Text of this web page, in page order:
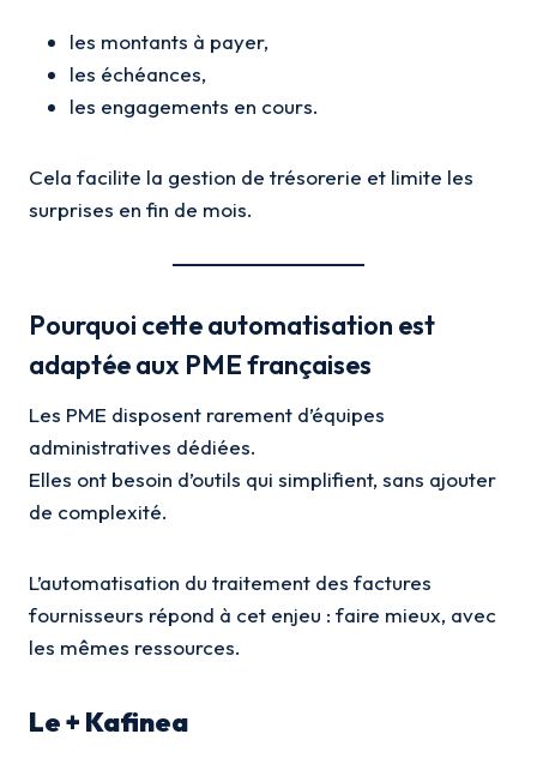
les montants à payer,
les échéances,
les engagements en cours.
Cela facilite la gestion de trésorerie et limite les
surprises en fin de mois.
Pourquoi cette automatisation est
adaptée aux PME françaises
Les PME disposent rarement d’équipes
administratives dédiées.
Elles ont besoin d’outils qui simplifient, sans ajouter
de complexité.
L’automatisation du traitement des factures
fournisseurs répond à cet enjeu : faire mieux, avec
les mêmes ressources.
Le + Kafinea